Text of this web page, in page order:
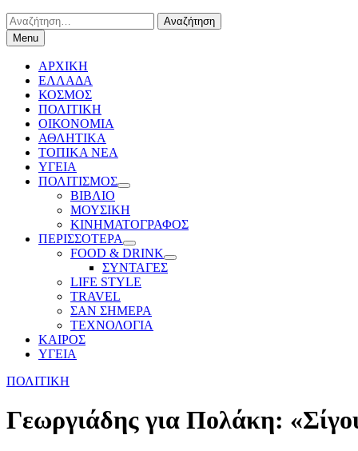
Αναζήτηση
για:Menu
ΑΡΧΙΚΗ
ΕΛΛΑΔΑ
ΚΟΣΜΟΣ
ΠΟΛΙΤΙΚΗ
ΟΙΚΟΝΟΜΙΑ
ΑΘΛΗΤΙΚΑ
ΤΟΠΙΚΑ ΝΕΑ
ΥΓΕΙΑ
ΠΟΛΙΤΙΣΜΟΣ
Show
sub
menu
ΒΙΒΛΙΟ
ΜΟΥΣΙΚΗ
ΚΙΝΗΜΑΤΟΓΡΑΦΟΣ
ΠΕΡΙΣΣΟΤΕΡΑ
Show
sub
menu
FOOD & DRINK
Show
ΣΥΝΤΑΓΕΣ
LIFE STYLE
TRAVEL
ΣΑΝ ΣΗΜΕΡΑ
ΤΕΧΝΟΛΟΓΙΑ
ΚΑΙΡΟΣ
ΥΓΕΙΑ
ΠΟΛΙΤΙΚΗ
Γεωργιάδης για Πολάκη: